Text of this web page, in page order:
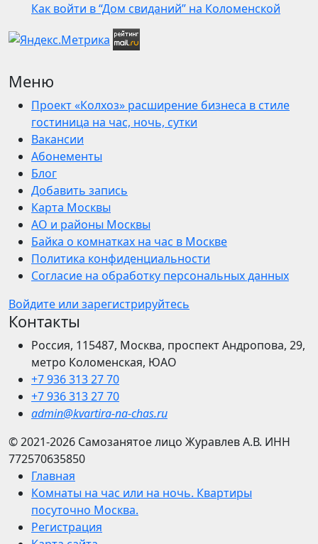
Как войти в “Дом свиданий” на Коломенской
Меню
Проект «Колхоз» расширение бизнеса в стиле
гостиница на час, ночь, сутки
Вакансии
Абонементы
Блог
Добавить запись
Карта Москвы
АО и районы Москвы
Байка о комнатках на час в Москве
Политика конфиденциальности
Согласие на обработку персональных данных
Войдите или зарегистрируйтесь
Контакты
Россия, 115487, Москва, проспект Андропова, 29,
метро Коломенская, ЮАО
+7 936 313 27 70
+7 936 313 27 70
admin@kvartira-na-chas.ru
© 2021-2026 Самозанятое лицо Журавлев А.В. ИНН
772570635850
Главная
Комнаты на час или на ночь. Квартиры
посуточно Москва.
Регистрация